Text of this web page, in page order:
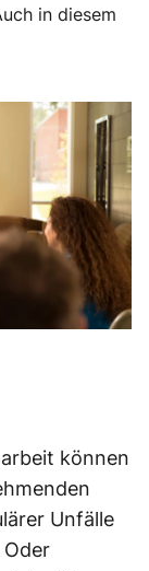
in diesem
können
Unfälle